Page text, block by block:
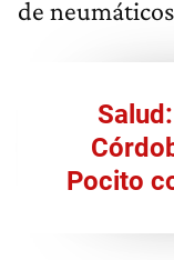
de
Pocito